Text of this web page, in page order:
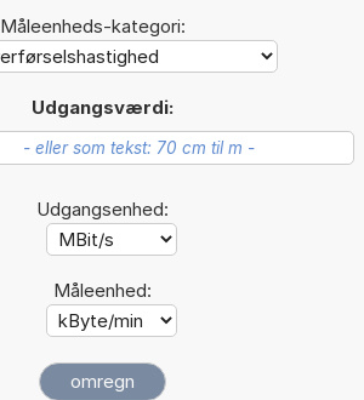
Måleenheds-kategori:
Udgangsværdi:
Udgangsenhed:
Måleenhed: